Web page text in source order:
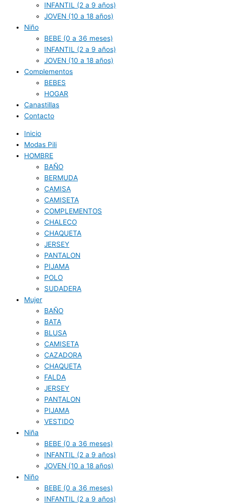
INFANTIL (2 a 9 años)
JOVEN (10 a 18 años)
Niño
BEBE (0 a 36 meses)
INFANTIL (2 a 9 años)
JOVEN (10 a 18 años)
Complementos
BEBES
HOGAR
Canastillas
Contacto
Inicio
Modas Pili
HOMBRE
BAÑO
BERMUDA
CAMISA
CAMISETA
COMPLEMENTOS
CHALECO
CHAQUETA
JERSEY
PANTALON
PIJAMA
POLO
SUDADERA
Mujer
BAÑO
BATA
BLUSA
CAMISETA
CAZADORA
CHAQUETA
FALDA
JERSEY
PANTALON
PIJAMA
VESTIDO
Niña
BEBE (0 a 36 meses)
INFANTIL (2 a 9 años)
JOVEN (10 a 18 años)
Niño
BEBE (0 a 36 meses)
INFANTIL (2 a 9 años)